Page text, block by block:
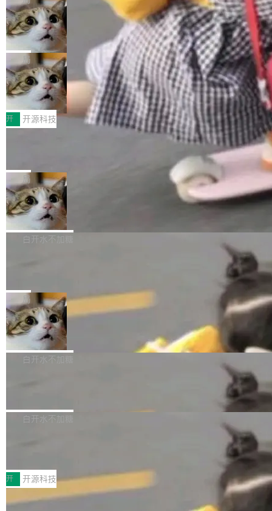
现实 过去两年，CIO们的焦虑清单上多了两项：
一是如何让大模型和智能体应用安全地从PoC走
向生产，二是如何让测试团队跟得上AI应用...
设置，如果用布尔值 + 可空字段来表示——bool
ean 表示是否可切换，nullable 的默认模式、浅
色方案、深色方案——会产生大量无意义的组
合。方案缺了、配置冲突了、全 null 了。要知道
哪些组合有效，作者说，你得靠"文档、校验、或
者部落知识"。 换个写法。Rust 的 enum，两个
变体：Switchable...
个"AI 知识库 + 聊天机器人"——每个大厂都在
做，没什么新鲜的。 但 Kenton Varda 在 Twitte
r 上把事情说清楚了： 今天我们发布了 Cloudfla
re OS，一个带连接器的聊天机器人，跟其他所
有科技公司做的一样。只不过，实际上它不一
样。这是 Sandstorm.io 的重制版，我十年前的
那个创业公司。不同的是，这次它构建在 Cloudf
lare Workers 上——我花了九年时间搭建的平台
——并且深度集成了 AI。这基本上是我十年秘密
Deno 团队开源 Celld，可自托管的分
布式 Durable Objects
Ryan Dahl 领导的 Deno 团队推出了最新开源项
目 Celld，一个能在自己机器上运行 Cloudflare
Workers 和 Durable Objects 的守护进程。 设
计思路很直接：每个对象是一个独立的 SQLite
数据库，按名称寻址，复制到你自己的 S3 兼容
存储库里。节点之间只通过这个存储库协调——
没有控制平面，没有共识协议。每个对象自带一
个小型数据库，应用天然按分片构建，单个数据
库的竞争和爆炸半径问题在设计层面就被消除
了。 闲置的 cell 会休眠到几乎不占资源。当 cel
l 迁移或唤醒时，新宿主从 S3 恢复 SQLite 数据
库继续执行。存储库是持久化的唯一真相...
局
鲁大师7月新机性能/流畅/AI榜：vivo夺
性能、流畅双第一，三星Galaxy Z系列
新折叠缺席
2026年7月的手机市场，由于存储等硬件成本暴
增，手机厂商的日子也不好过啊，新机速度明显
放缓，因此硝烟味淡了许多。新机参数规格除开
高价的三星折叠（三星Galaxy Z Fold8 Ultra / Z
Fold8 / Z Flip8）外，其余要么是中低端机器，
例如iQOO Z11i、REDMI Note 17、REDMI No
te 17 Pro、OPPO K15，要么是vivo X300 E这
样的次旗舰。 Galaxy Z Fold8 Ultra / Z Fold8 /
Z Flip8三款折叠屏新机均在7月22日发布，且全
部搭载骁龙8 Elite Gen5 for Galaxy，它们本该
开 开源科技
Zed 编辑器团队发布了新项目——DeltaDB，一
个在 git commit 之间记录每一次编辑操作的版
本控制系统。目前处于 Early Access 阶段。 De
ltaDB 的核心思路直接写在 landing page 最显
眼的位置：「Software is made between com
mits」——软件是在 commit 之间写出来的。git
是把这段空隙补上。 回退到任何一次编辑：Delt
aDB 捕获 commit 之间的每一次操作，...
局
SpaceXAI 单季资本开支达 183 亿美元
根据风险投资人Tomer Tunguz 博客（VC 分
析）披露的最新分析与第二季度业绩报告，Spac
微软同期总资本开支的四成。 与亚马逊、Alpha
bet、微软以及 Meta 等传统科技巨头相比，Spa
ceXAI的资金消耗速度尤为引人瞩目。然而，支
撑庞大支出的资金来源却呈现出截然不同的面
貌。数据显示，微软和 Meta 主要依托充沛的经
白开水不加糖
一个在终端里运行的编程 agent；Muse Spark
1.2，驱动这个 agent 的新模型。一句话概括：
你可以用 curl -fsSL https://dev.meta.ai/install.
sh | bash 安装一个能在大项目里自动规划、写
代码、验证结果的 AI 终端工具。 据介绍，Muse
个主 agent 循环，外加一组后台 agent。这些后
局
美团开源 LoHoSearch，用知识图谱校
准 AI 能力认知
机器出题的前提，是让机器拥有全局视野。整个
构建流程可以分为四个环节：建图 → 控制难度
白开水不加糖
库，并将作为transport接入Mooncake TENT。
MPComm将作为一种传输引擎接入Mooncake T
ENT，实现零拷贝传输性能提升30%、非零拷贝
传输性能最高提升5倍。UCL-MPComm底层基
白开水不加糖
型案例入选名单》，深信服“面向企业研发场景的
开源 AI 编程平台 CoStrict 应用”凭借卓越的技术
创新与落地成效成功入选。 全链路私有化部署，
开 开源科技
深信服AI算力网关入选工信部人工智能